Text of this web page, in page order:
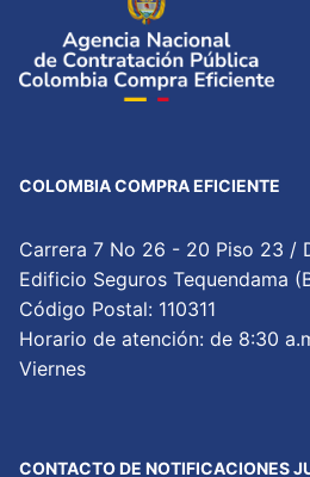
COLOMBIA COMPRA EFICIENTE
Carrera 7 No 26 - 20 Piso 23 /
Edificio Seguros Tequendama
Código Postal: 110311
Horario de atención: de 8:30
Viernes
CONTACTO DE NOTIFICACIONES